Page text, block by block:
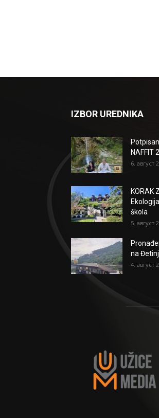
IZBOR UREDNIKA
NAFFIT
6. август
KORAK
škola
5. август
na
4. август